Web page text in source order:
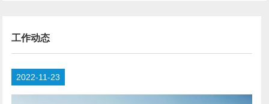
工作动态
2022-11-23